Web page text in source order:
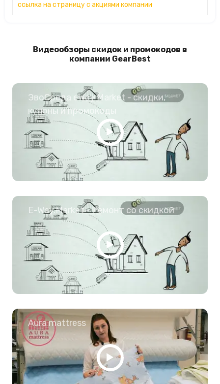
ссылка на страницу с акциями компании
Видеообзоры скидок и промокодов в
компании GearBest
ЭвоСреда eWay Market - скидки,
купоны и промокоды
E-Way.Market - Ремонт со скидкой
Aura mattress